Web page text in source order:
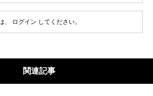
、 ログイン してください。
関連記事